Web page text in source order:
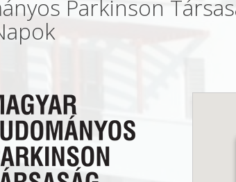
Parkinson